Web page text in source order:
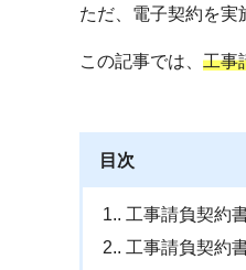
ただ、電子契約を実
この記事では、 工事
目次
1. 工事請負契約
2. 工事請負契約